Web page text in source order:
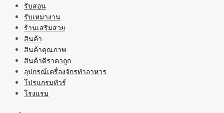
รับสอน
รับเหมางาน
ร้านเสริมสวย
สินค้า
สินค้าคุณภาพ
สินค้าดีราคาถูก
อุปกรณ์เครื่องจักรทำอาหาร
โปรแกรมทัวร์
โรงแรม